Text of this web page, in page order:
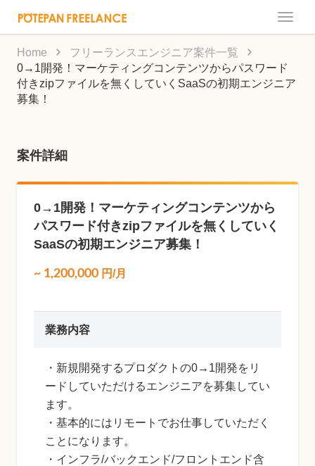
Toggle
Home
フリーランスエンジニア案件一覧
0→1開発！マーケティングコンテンツからパスワード
付きzipファイルを無くしていくSaaSの初期エンジニア
募集！
案件詳細
0→1開発！マーケティングコンテンツから
パスワード付きzipファイルを無くしていく
SaaSの初期エンジニア募集！
~ 1,200,000 円/月
業務内容
・新規開発するプロダクトの0→1開発をリ
ードしていただけるエンジニアを募集してい
ます。
・基本的にはリモートでお仕事していただく
ことになります。
・インフラ/バックエンド/フロントエンド含